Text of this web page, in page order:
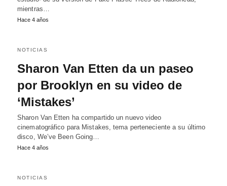
mientras…
Hace 4 años
NOTICIAS
Sharon Van Etten da un paseo
por Brooklyn en su video de
‘Mistakes’
Sharon Van Etten ha compartido un nuevo video
cinematográfico para Mistakes, tema perteneciente a su último
disco, We’ve Been Going…
Hace 4 años
NOTICIAS